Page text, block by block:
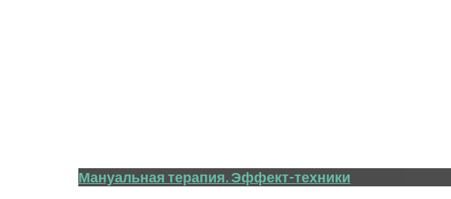
Мануальная терапия. Эффект-техники